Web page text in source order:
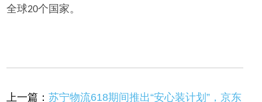
全球20个国家。
上一篇：苏宁物流618期间推出“安心装计划”，京东